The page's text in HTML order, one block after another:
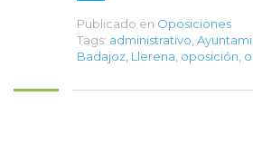
Publicado en Oposiciones
Tags: administrativo
Badajoz Llerena oposición